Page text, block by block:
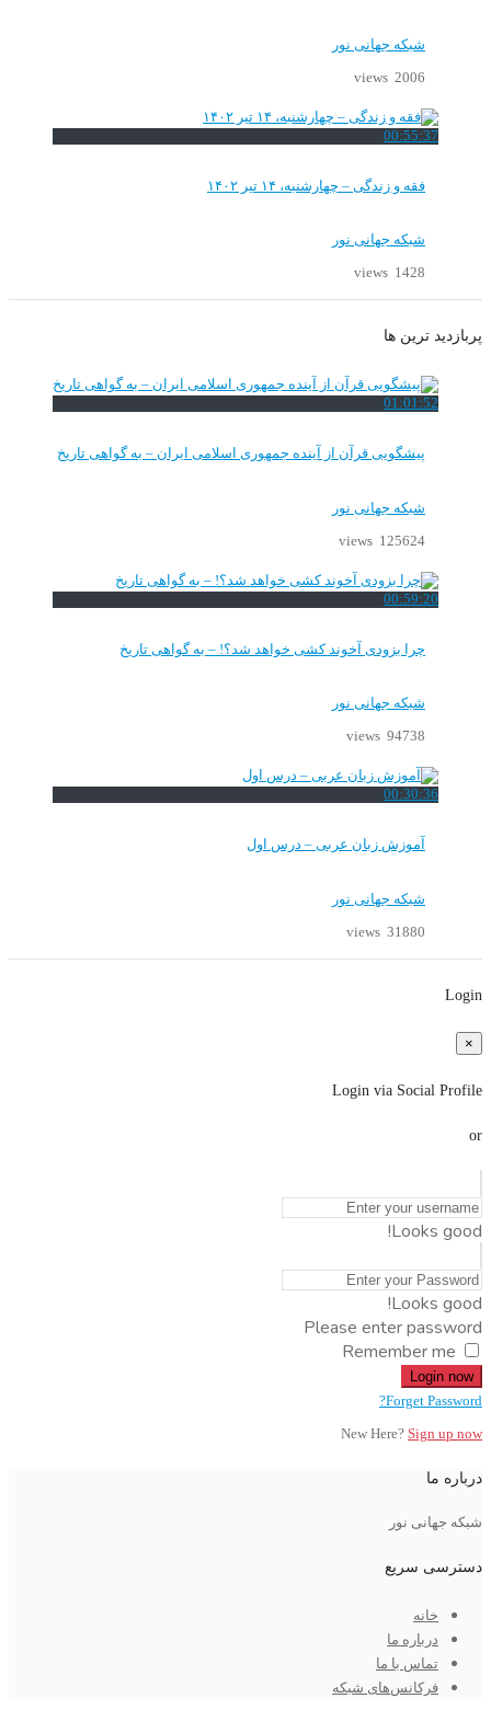
شبکه جهانی نور
2006 views
00:55:37
فقه و زندگی – چهارشنبه، ۱۴ تیر ۱۴۰۲
شبکه جهانی نور
1428 views
پربازدید ترین ها
01:01:52
پیشگویی قرآن از آینده جمهوری اسلامی ایران – به گواهی تاریخ
شبکه جهانی نور
125624 views
00:59:20
چرا بزودی آخوند کشی خواهد شد؟! – به گواهی تاریخ
شبکه جهانی نور
94738 views
00:30:36
آموزش زبان عربی – درس اول
شبکه جهانی نور
31880 views
Login
×
Login via Social Profile
or
Looks good!
Looks good!
Please enter password
Remember me
Login now
Forget Password?
New Here? Sign up now
درباره ما
شبکه جهانی نور
دسترسی سریع
خانه
درباره ما
تماس با ما
فرکانس‌های شبکه